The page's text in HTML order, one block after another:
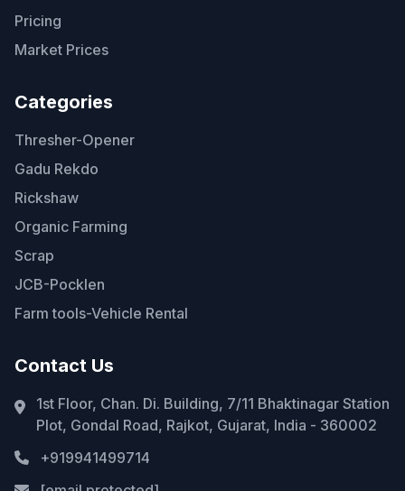
Pricing
Market Prices
Categories
Thresher-Opener
Gadu Rekdo
Rickshaw
Organic Farming
Scrap
JCB-Pocklen
Farm tools-Vehicle Rental
Contact Us
1st Floor, Chan. Di. Building, 7/11 Bhaktinagar Station
Plot, Gondal Road, Rajkot, Gujarat, India - 360002
+919941499714